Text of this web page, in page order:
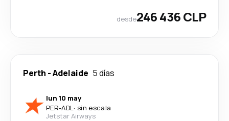
desde246 436 CLP
Perth -Adelaide 5 días
lun 10 may
PER-ADL· sin escala
Jetstar Airways